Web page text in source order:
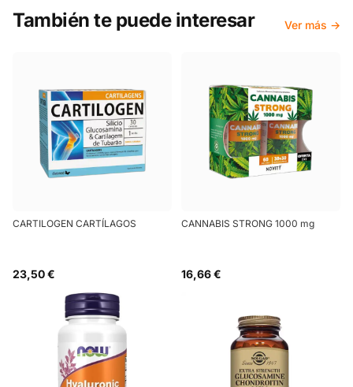
También te puede interesar Ver más →
CARTILOGEN CARTÍLAGOS
23,50 €
CANNABIS STRONG 1000 mg
16,66 €